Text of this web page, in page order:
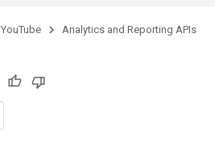
YouTube
Analytics and Reporting APIs